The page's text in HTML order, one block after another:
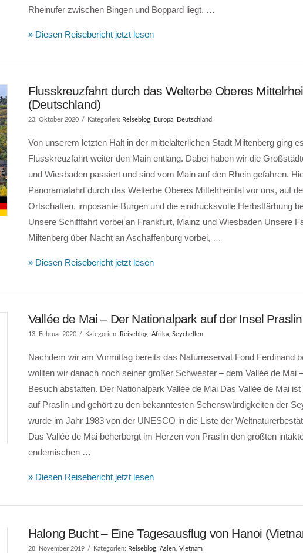
Rheinufer zwischen Bingen und Boppard liegt. …
» Diesen Reisebericht jetzt lesen
Flusskreuzfahrt durch das Welterbe Oberes
(Deutschland)
23. Oktober 2020 Kategorien: Reiseblog, Europa, Deutschland
Von unserem letzten Halt in der mittelalterlichen Stadt Miltenberg ging
Flusskreuzfahrt weiter den Main entlang. Dabei haben wir die
und Wiesbaden passiert und sind vom Main auf den Rhein gefahren.
Panoramafahrt durch das Welterbe Oberes Mittelrheintal vor uns, auf
Ortschaften, imposante Burgen und die eindrucksvolle Herbstfärbung
Unsere Schifffahrt vorbei an Frankfurt, Mainz und Wiesbaden Unsere
Miltenberg über Nacht an Aschaffenburg vorbei, …
» Diesen Reisebericht jetzt lesen
Vallée de Mai – Der Nationalpark auf der Insel
13. Februar 2020 Kategorien: Reiseblog, Afrika, Seychellen
Nachdem wir am Vormittag bereits das Naturreservat Fond Ferdinand
wollten wir danach noch seiner großer Schwester – dem Vallée de Mai
Besuch abstatten. Der Nationalpark Vallée de Mai Das Vallée de Mai
auf Praslin und gehört zu den bekanntesten Sehenswürdigkeiten der
wurde im Jahr 1983 von der UNESCO in die Liste der
Das Vallée de Mai beherbergt im Herzen von Praslin den größten
endemischen …
» Diesen Reisebericht jetzt lesen
Halong Bucht – Eine Tagesausflug von Hanoi
28. November 2019 Kategorien: Reiseblog, Asien, Vietnam